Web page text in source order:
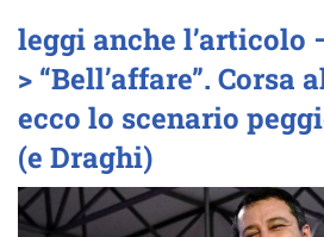
leggi anche l’articolo
> “Bell’affare”. Corsa
ecco lo scenario
(e Draghi)